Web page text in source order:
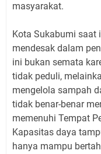
masyarakat.
Kota Sukabumi saat
mendesak dalam
ini bukan semata
tidak peduli,
mengelola sampah
tidak benar-benar
memenuhi Tempat
Kapasitas daya
hanya mampu